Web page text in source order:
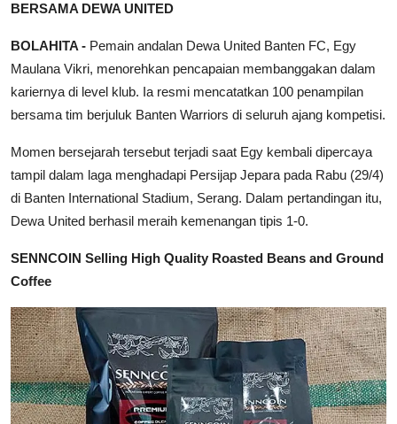
BERSAMA DEWA UNITED
BOLAHITA - Pemain andalan Dewa United Banten FC, Egy
Maulana Vikri, menorehkan pencapaian membanggakan dalam
kariernya di level klub. Ia resmi mencatatkan 100 penampilan
bersama tim berjuluk Banten Warriors di seluruh ajang kompetisi.
Momen bersejarah tersebut terjadi saat Egy kembali dipercaya
tampil dalam laga menghadapi Persijap Jepara pada Rabu (29/4)
di Banten International Stadium, Serang. Dalam pertandingan itu,
Dewa United berhasil meraih kemenangan tipis 1-0.
SENNCOIN Selling High Quality Roasted Beans and Ground
Coffee